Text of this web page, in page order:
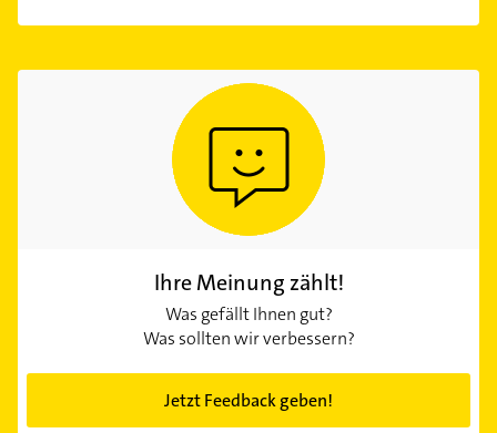
Ihre Meinung zählt!
Was gefällt Ihnen gut?
Was sollten wir verbessern?
Jetzt Feedback geben!